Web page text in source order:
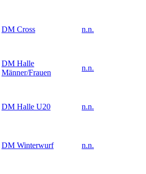
DM Cross n.n.
DM Halle
Männer/Frauen
n.n.
DM Halle U20 n.n.
DM Winterwurf n.n.